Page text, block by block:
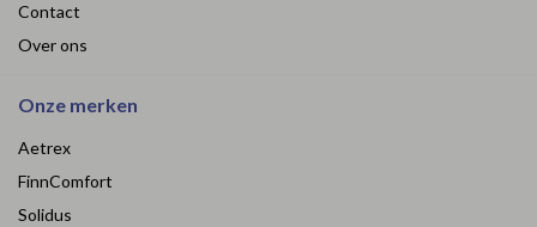
Contact
Over ons
Onze merken
Aetrex
FinnComfort
Solidus